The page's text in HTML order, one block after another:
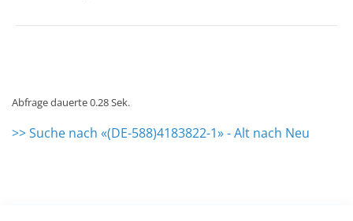
Abfrage dauerte 0.28 Sek.
>> Suche nach «(DE-588)4183822-1» - Alt nach Neu